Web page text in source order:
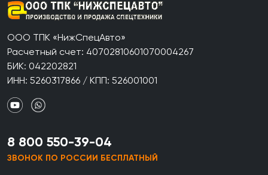
ООО ТПК «НижСпецАвто»
Расчетный счет: 40702810601070004267
БИК: 042202821
ИНН: 5260317866 / КПП: 526001001
8 800 550-39-04
ЗВОНОК ПО РОССИИ БЕСПЛАТНЫЙ